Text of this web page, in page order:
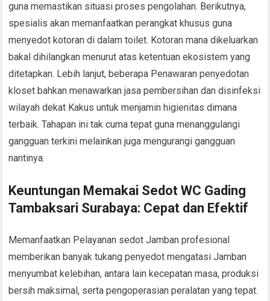
guna memastikan situasi proses pengolahan. Berikutnya,
spesialis akan memanfaatkan perangkat khusus guna
menyedot kotoran di dalam toilet. Kotoran mana dikeluarkan
bakal dihilangkan menurut atas ketentuan ekosistem yang
ditetapkan. Lebih lanjut, beberapa Penawaran penyedotan
kloset bahkan menawarkan jasa pembersihan dan disinfeksi
wilayah dekat Kakus untuk menjamin higienitas dimana
terbaik. Tahapan ini tak cuma tepat guna menanggulangi
gangguan terkini melainkan juga mengurangi gangguan
nantinya.
Keuntungan Memakai Sedot WC Gading
Tambaksari Surabaya: Cepat dan Efektif
Memanfaatkan Pelayanan sedot Jamban profesional
memberikan banyak tukang penyedot mengatasi Jamban
menyumbat kelebihan, antara lain kecepatan masa, produksi
bersih maksimal, serta pengoperasian peralatan yang tepat.